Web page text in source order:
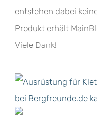
entstehen dabei
Produkt erhält
Viele Dank!